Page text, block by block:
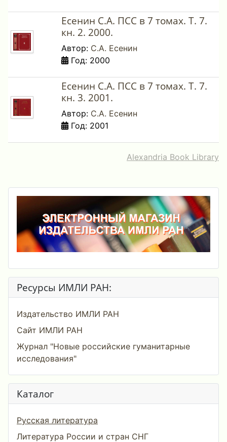
Есенин С.А. ПСС в 7 томах. Т. 7.
кн. 2. 2000.
Автор: С.А. Есенин
Год: 2000
Есенин С.А. ПСС в 7 томах. Т. 7.
кн. 3. 2001.
Автор: С.А. Есенин
Год: 2001
Alexandria Book Library
Ресурсы ИМЛИ РАН:
Издательство ИМЛИ РАН
Сайт ИМЛИ РАН
Журнал "Новые российские гуманитарные
исследования"
Каталог
Русская литература
Литература России и стран СНГ